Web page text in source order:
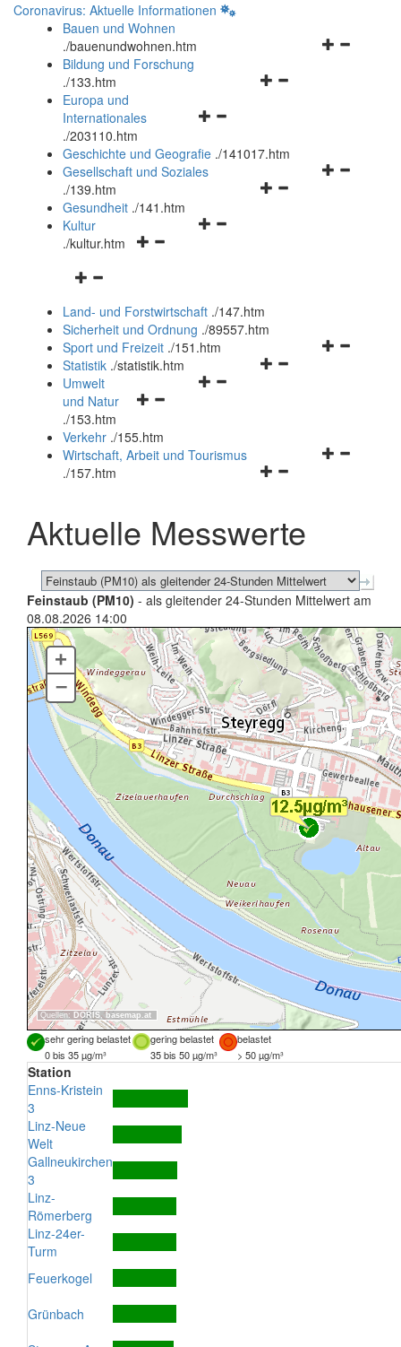
Coronavirus: Aktuelle Informationen
Bauen und Wohnen
./bauenundwohnen.htm
Navigationsmenü
Bildung und Forschung
./133.htm
Navigationsmenü
und
schließen
Europa und
Internationales
./203110.htm
Geschichte und Geografie ./141017.htm
Navigationsmenü
Gesellschaft und Soziales
./139.htm
Navigationsmenü
Gesundheit ./141.htm
Navigationsmenü
Kultur
./kultur.htm
Navigationsmenü
und
schließen
Land- und Forstwirtschaft ./147.htm
Sicherheit und Ordnung ./89557.htm
Navigationsmenü
Sport und Freizeit ./151.htm
Navigationsmenü
Statistik ./statistik.htm
Navigationsmenü
und
schließen
Umwelt
und Natur
./153.htm
Verkehr ./155.htm
Navigationsmenü
schließen
Wirtschaft, Arbeit und Tourismus
./157.htm
Aktuelle Messwerte
Feinstaub (PM10) - als gleitender 24-Stunden Mittelwert am
08.08.2026 14:00
Quellen: DORIS, basemap.at
+
–
sehr gering belastet gering belastet
belastet
0 bis 35 µg/m³
35 bis 50 µg/m³ > 50 µg/m³
Station
Enns-Kristein
3
Linz-Neue
Welt
Gallneukirchen
3
Linz-
Römerberg
Linz-24er-
Turm
Feuerkogel
Grünbach